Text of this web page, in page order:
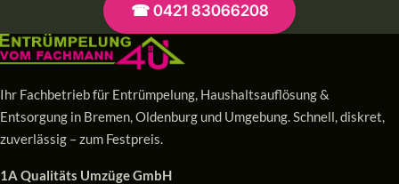
☎ 0421 83066208
Ihr Fachbetrieb für Entrümpelung, Haushaltsauflösung &
Entsorgung in Bremen, Oldenburg und Umgebung. Schnell, diskret,
zuverlässig – zum Festpreis.
1A Qualitäts Umzüge GmbH